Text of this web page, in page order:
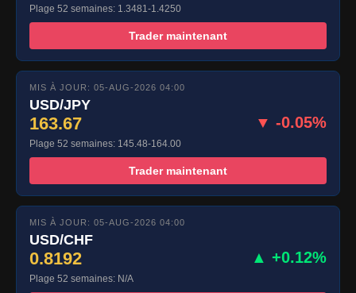
Plage 52 semaines: 1.3481-1.4250
Trader maintenant
MIS À JOUR: 05-AUG-2026 04:00
USD/JPY
163.67 ▼ -0.05%
Plage 52 semaines: 145.48-164.00
Trader maintenant
MIS À JOUR: 05-AUG-2026 04:00
USD/CHF
0.8192 ▲ +0.12%
Plage 52 semaines: N/A